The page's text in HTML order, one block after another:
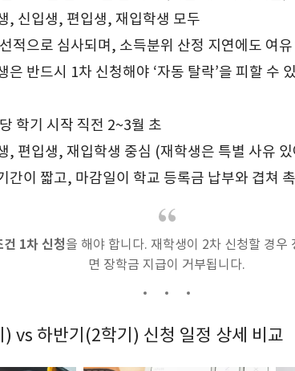
, 신입생, 편입생, 재입학생 모두
적으로 심사되며, 소득분위 산정 지연에도 여
은 반드시 1차 신청해야 ‘자동 탈락’을 피할 수
학기 시작 직전 2~3월 초
, 편입생, 재입학생 중심 (재학생은 특별 사유
간이 짧고, 마감일이 학교 등록금 납부와 겹쳐
건 1차 신청을 해야 합니다. 재학생이 2차 신청할 경우
면 장학금 지급이 거부됩니다.
vs 하반기(2학기) 신청 일정 상세 비교